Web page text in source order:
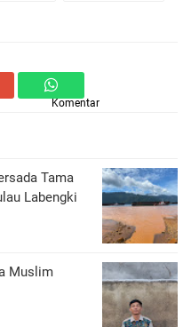
Komentar
Tama
Labengki
Muslim